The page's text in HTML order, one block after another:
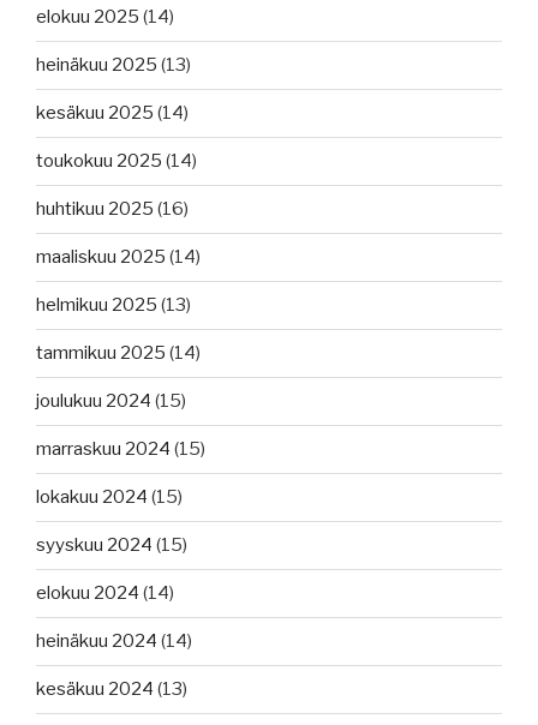
elokuu 2025 (14)
heinäkuu 2025 (13)
kesäkuu 2025 (14)
toukokuu 2025 (14)
huhtikuu 2025 (16)
maaliskuu 2025 (14)
helmikuu 2025 (13)
tammikuu 2025 (14)
joulukuu 2024 (15)
marraskuu 2024 (15)
lokakuu 2024 (15)
syyskuu 2024 (15)
elokuu 2024 (14)
heinäkuu 2024 (14)
kesäkuu 2024 (13)